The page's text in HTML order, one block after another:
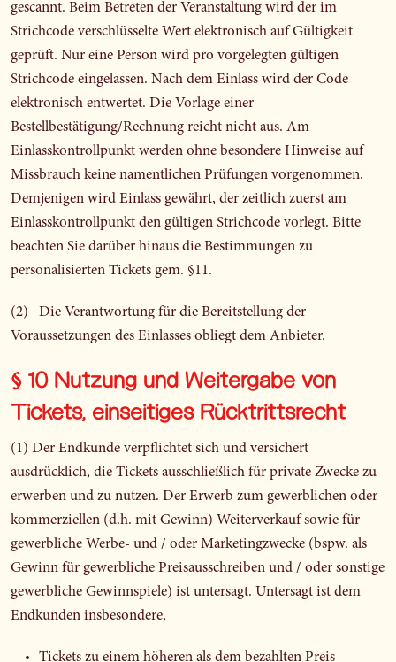
gescannt. Beim Betreten der Veranstaltung wird der im
Strichcode verschlüsselte Wert elektronisch auf Gültigkeit
geprüft. Nur eine Person wird pro vorgelegten gültigen
Strichcode eingelassen. Nach dem Einlass wird der Code
elektronisch entwertet. Die Vorlage einer
Bestellbestätigung/Rechnung reicht nicht aus. Am
Einlasskontrollpunkt werden ohne besondere Hinweise auf
Missbrauch keine namentlichen Prüfungen vorgenommen.
Demjenigen wird Einlass gewährt, der zeitlich zuerst am
Einlasskontrollpunkt den gültigen Strichcode vorlegt. Bitte
beachten Sie darüber hinaus die Bestimmungen zu
personalisierten Tickets gem. §11.
(2) Die Verantwortung für die Bereitstellung der
Voraussetzungen des Einlasses obliegt dem Anbieter.
§ 10 Nutzung und Weitergabe von
Tickets, einseitiges Rücktrittsrecht
(1) Der Endkunde verpflichtet sich und versichert
ausdrücklich, die Tickets ausschließlich für private Zwecke zu
erwerben und zu nutzen. Der Erwerb zum gewerblichen oder
kommerziellen (d.h. mit Gewinn) Weiterverkauf sowie für
gewerbliche Werbe- und / oder Marketingzwecke (bspw. als
Gewinn für gewerbliche Preisausschreiben und / oder sonstige
gewerbliche Gewinnspiele) ist untersagt. Untersagt ist dem
Endkunden insbesondere,
Tickets zu einem höheren als dem bezahlten Preis